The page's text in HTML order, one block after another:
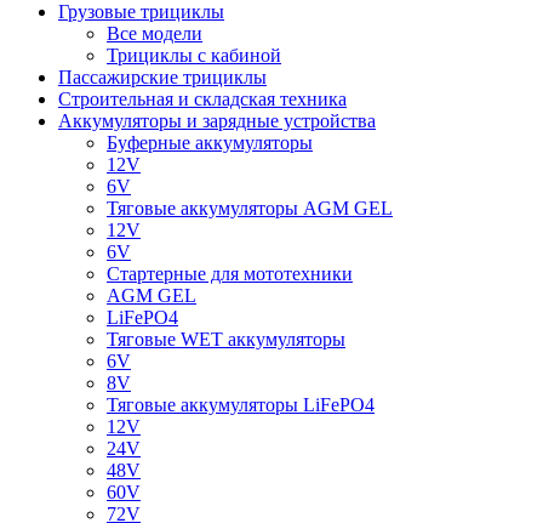
Грузовые трициклы
Все модели
Трициклы с кабиной
Пассажирские трициклы
Строительная и складская техника
Аккумуляторы и зарядные устройства
Буферные аккумуляторы
12V
6V
Тяговые аккумуляторы AGM GEL
12V
6V
Стартерные для мототехники
AGM GEL
LiFePO4
Тяговые WET аккумуляторы
6V
8V
Тяговые аккумуляторы LiFePO4
12V
24V
48V
60V
72V